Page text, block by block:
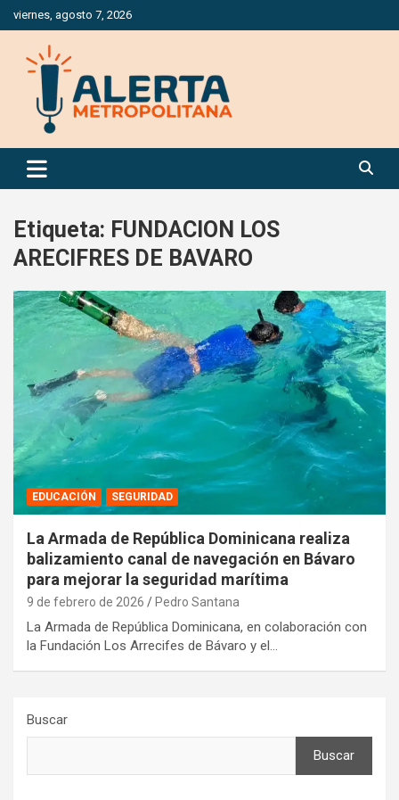
Saltar
al
contenido
viernes, agosto 7, 2026
Alerta Metropolitana
Etiqueta: FUNDACION LOS
ARECIFRES DE BAVARO
EDUCACIÓN SEGURIDAD
La Armada de República Dominicana realiza
balizamiento canal de navegación en Bávaro
para mejorar la seguridad marítima
9 de febrero de 2026 Pedro Santana
La Armada de República Dominicana, en colaboración con
la Fundación Los Arrecifes de Bávaro y el…
Buscar
Buscar